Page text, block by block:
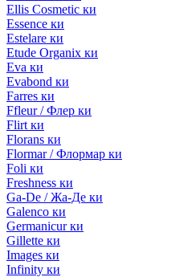
Ellis Cosmetic ки
Essence ки
Estelare ки
Etude Organix ки
Eva ки
Evabond ки
Farres ки
Ffleur / Флер ки
Flirt ки
Florans ки
Flormar / Флормар ки
Foli ки
Freshness ки
Ga-De / Жа-Де ки
Galenco ки
Germanicur ки
Gillette ки
Images ки
Infinity ки